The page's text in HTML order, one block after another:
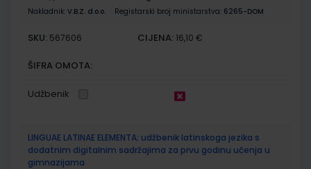
Nakladnik: V.B.Z. d.o.o. Registarski broj ministarstva: 6265-DOM
SKU: 567606 CIJENA: 16,10 €
ŠIFRA OMOTA:
Udžbenik
LINGUAE LATINAE ELEMENTA; udžbenik latinskoga jezika s
dodatnim digitalnim sadržajima za prvu godinu učenja u
gimnazijama